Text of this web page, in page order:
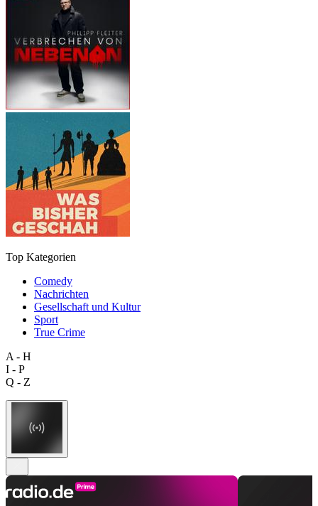
Top Kategorien
Comedy
Nachrichten
Gesellschaft und Kultur
Sport
True Crime
A - H
I - P
Q - Z